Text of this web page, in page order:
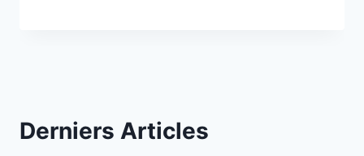
Derniers Articles